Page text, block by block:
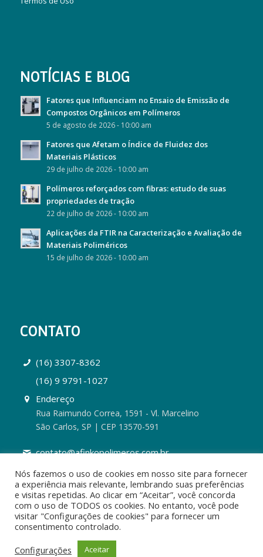
NOTÍCIAS E BLOG
Fatores que Influenciam no Ensaio de Emissão de
Compostos Orgânicos em Polímeros
5 de agosto de 2026 - 10:00 am
Fatores que Afetam o Índice de Fluidez dos
Materiais Plásticos
29 de julho de 2026 - 10:00 am
Polímeros reforçados com fibras: estudo de suas
propriedades de tração
22 de julho de 2026 - 10:00 am
Aplicações da FTIR na Caracterização e Avaliação de
Materiais Poliméricos
15 de julho de 2026 - 10:00 am
CONTATO
(16) 3307-8362
(16) 9 9791-1027
Endereço
Rua Raimundo Correa, 1591 - Vl. Marcelino
São Carlos, SP | CEP 13570-591
contato@afinkopolimeros.com.br
2017 © Afinko Soluções em Polímeros
Nós fazemos o uso de cookies em nosso site para fornecer
a experiência mais relevante, lembrando suas preferências
e visitas repetidas. Ao clicar em “Aceitar”, você concorda
com o uso de TODOS os cookies. No entanto, você pode
visitar "Configurações de cookies" para fornecer um
consentimento controlado.
Configurações
Aceitar
1